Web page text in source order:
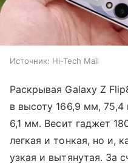
Источник: Hi-Tech Mail
Раскрывая Galaxy Z
в высоту 166,9 мм,
6,1 мм. Весит гаджет
легкая и тонкая, но и,
узкая и вытянутая. За